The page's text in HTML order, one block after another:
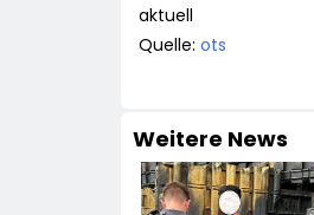
aktuell
Quelle: ots
Weitere News